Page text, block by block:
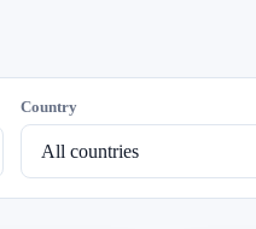
Country